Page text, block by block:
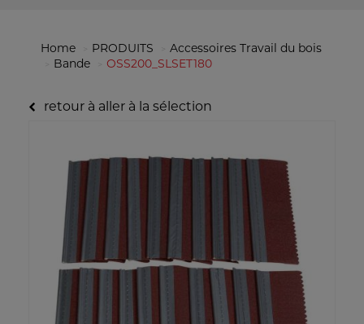
Home PRODUITS
Accessoires Travail du bois
Bande
OSS200_SLSET180
retour à aller à la sélection